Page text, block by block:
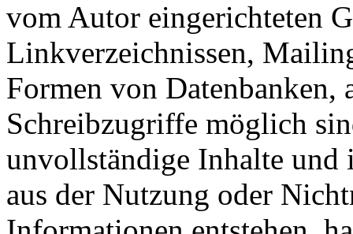
vom Autor eingerichteten
Linkverzeichnissen,
Formen von Datenbanken,
Schreibzugriffe möglich
unvollständige Inhalte und
aus der Nutzung oder